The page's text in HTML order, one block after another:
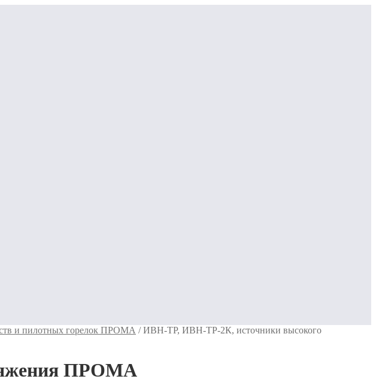
и пилотных горелок ПРОМА /ИВН-ТР, ИВН-ТР-2К, источники высокого
ПРОМА